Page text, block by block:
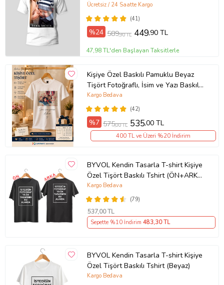
(41)
Ücretsiz / 24 Saatte Kargo
%24 589,90 TL 449,90 TL
47,98 TL'den Başlayan Taksitlerle
Kişiye Özel Baskılı Pamuklu Beyaz
Tişört Fotoğraflı, İsim ve Yazı Baskılı
Unisex Bisiklet Yaka
(42)
Kargo Bedava
%7 575,00 TL 535,00 TL
400 TL ve Üzeri %20 İndirim
BYVOL Kendin Tasarla T-shirt Kişiye
Özel Tişört Baskılı Tshirt (ÖN+ARKA
BASKI) (Siyah)
(79)
Kargo Bedava
537,00 TL
Sepette %10 İndirim 483,30 TL
BYVOL Kendin Tasarla T-shirt Kişiye
Özel Tişört Baskılı Tshirt (Beyaz)
Kargo Bedava